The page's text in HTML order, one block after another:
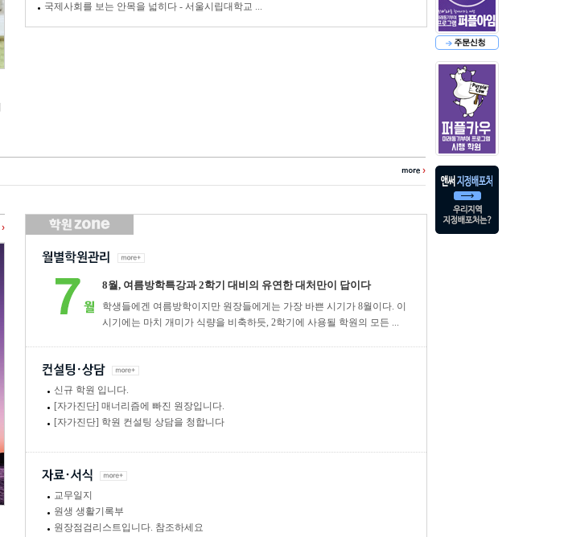
국제사회를 보는 안목을 넓히다 - 서울시립대학교 ...
8월, 여름방학특강과 2학기 대비의 유연한 대처만이 답이다
학생들에겐 여름방학이지만 원장들에게는 가장 바쁜 시기가 8월이다. 이
시기에는 마치 개미가 식량을 비축하듯, 2학기에 사용될 학원의 모든 ...
신규 학원 입니다.
[자가진단] 매너리즘에 빠진 원장입니다.
[자가진단] 학원 컨설팅 상담을 청합니다
교무일지
원생 생활기록부
원장점검리스트입니다. 참조하세요